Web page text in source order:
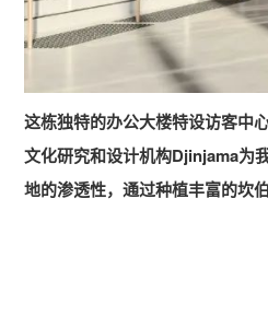
这栋独特的办公大楼特设访客中
文化研究和设计机构Djinjama为
地的渗透性，通过种植丰富的坎